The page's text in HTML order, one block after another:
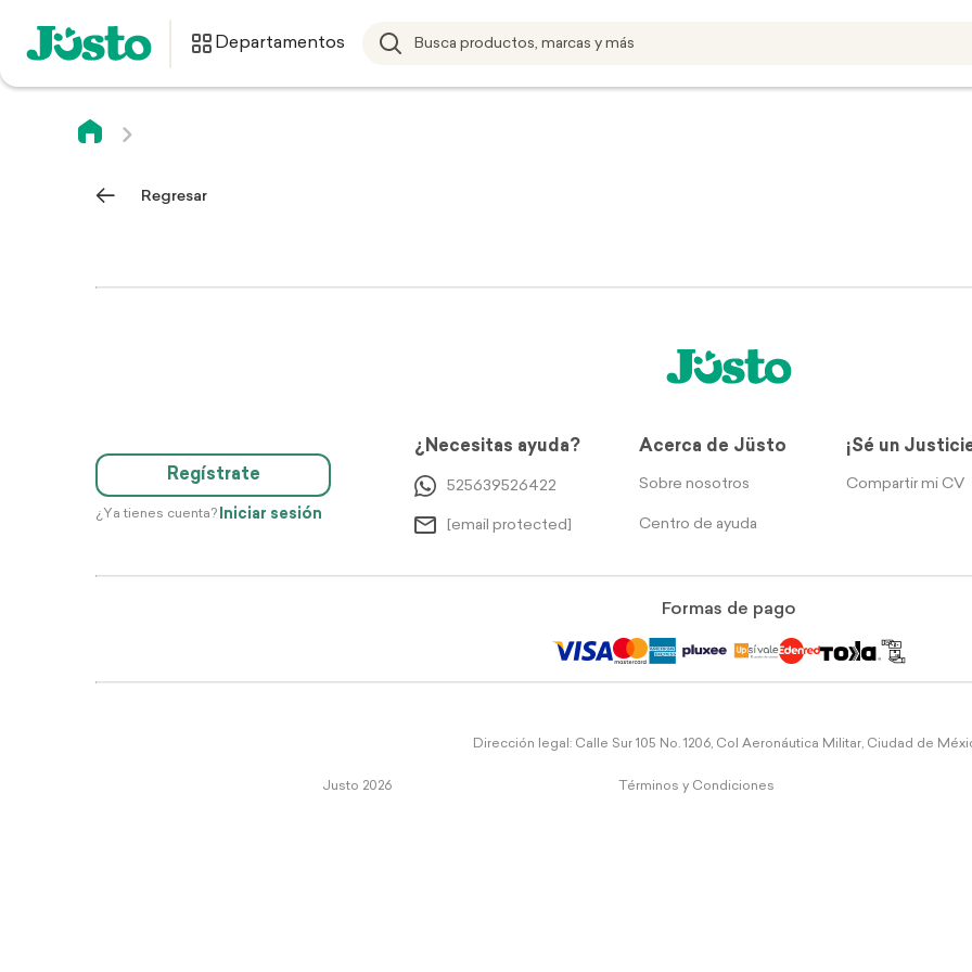
Departamentos
Regresar
Regístrate
¿Ya tienes cuenta? Iniciar sesión
¿Necesitas ayuda?
525639526422
[email protected]
Acerca de Jüsto
Sobre nosotros
Centro de ayuda
¡Sé un
Compartir mi CV
Formas de pago
Dirección legal: Calle Sur 105 No. 1206, Col Aeronáutica Militar, Ciudad de
Justo 2026 Términos y Condiciones